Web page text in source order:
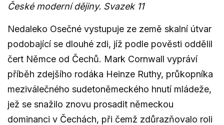
České moderní dějiny. Svazek 11
Nedaleko Osečné vystupuje ze země skalní útvar
podobající se dlouhé zdi, jíž podle pověsti oddělil
čert Němce od Čechů. Mark Cornwall vypráví
příběh zdejšího rodáka Heinze Ruthy, průkopníka
meziválečného sudetoněmeckého hnutí mládeže,
jež se snažilo znovu prosadit německou
dominanci v Čechách, při čemž zdůrazňovalo roli